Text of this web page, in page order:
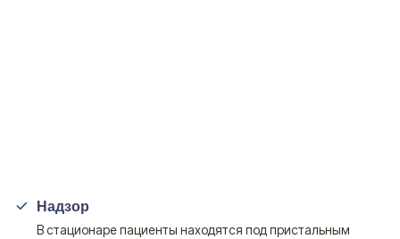
Надзор
В стационаре пациенты находятся под пристальным